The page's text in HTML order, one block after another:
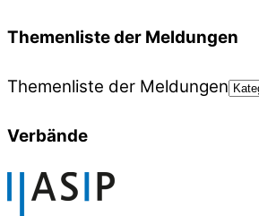
Themenliste der Meldungen
Themenliste der Meldungen
Verbände